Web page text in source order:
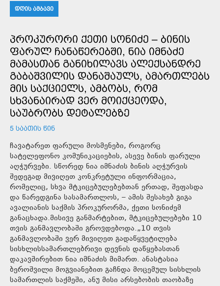
ᲓᲦᲘᲡ ᲐᲛᲑᲐᲕᲘ
ᲞᲠᲝᲙᲣᲠᲝᲠᲘ ᲥᲔᲗᲘ ᲡᲝᲜᲘᲫᲔ – ᲑᲘᲜᲘᲡ
ᲤᲐᲠᲣᲚ ᲩᲐᲜᲐᲬᲔᲠᲔᲑᲨᲘ, ᲜᲘᲐ ᲘᲛᲜᲐᲫᲔ
ᲛᲐᲛᲐᲡᲗᲐᲜ ᲒᲐᲜᲘᲮᲘᲚᲐᲕᲡ ᲐᲚᲔᲥᲡᲐᲜᲓᲠᲔ
ᲒᲐᲑᲐᲨᲕᲘᲚᲘᲡ ᲓᲐᲜᲐᲨᲐᲣᲚᲡ, ᲐᲛᲐᲠᲗᲚᲔᲑᲡ
ᲛᲘᲡ ᲡᲐᲥᲪᲘᲔᲚᲡ, ᲐᲛᲑᲝᲑᲡ, ᲠᲝᲛ
ᲡᲮᲕᲐᲜᲐᲘᲠᲐᲓ ᲕᲔᲠ ᲛᲝᲘᲥᲪᲔᲝᲓᲐ,
ᲡᲐᲣᲑᲠᲝᲑᲡ ᲓᲔᲢᲐᲚᲔᲑᲖᲔ
5 ᲡᲐᲐᲗᲘᲡ ᲬᲘᲜ
ჩავატარეთ ფარული მოსმენები, როგორც
სატელეფონო კომუნიკაციების, ასევე ბინის ფარული
აღჭურვები. სწორედ ნია იმნაძის ბინის აღჭურვის
შედეგად მივიღეთ კონკრეტული ინფორმაცია,
რომელიც, სხვა მტკიცებულებებთან ერთად, შეფასდა
და წარედგინა სასამართლოს, – ამის შესახებ გიგა
ავალიანის საქმის პროკურორმა, ქეთი სონიძემ
განაცხადა.მისივე განმარტებით, მტკიცებულებები 10
თვის განმავლობაში გროვდებოდა.„10 თვის
განმავლობაში ვერ მივიღეთ გადაწყვეტილება
სისხლისსამართლებრივი დევნის დაწყებასთან
დაკავშირებით ნია იმნაძის მიმართ. ანასტასია
ბეროშვილი მოგვიანებით გაჩნდა მოცემულ სისხლის
სამართლის საქმეში, ანუ მისი არსებობის თაობაზე